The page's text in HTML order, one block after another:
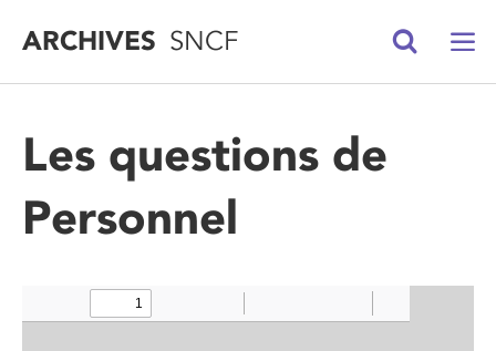
ARCHIVESSNCF
Les questions de
Personnel